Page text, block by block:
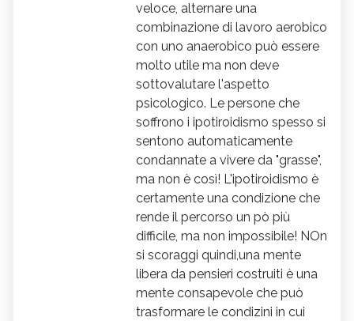
veloce, alternare una
combinazione di lavoro aerobico
con uno anaerobico può essere
molto utile ma non deve
sottovalutare l'aspetto
psicologico. Le persone che
soffrono i ipotiroidismo spesso si
sentono automaticamente
condannate a vivere da "grasse",
ma non è così! L'ipotiroidismo è
certamente una condizione che
rende il percorso un pò più
difficile, ma non impossibile! NOn
si scoraggi quindi,una mente
libera da pensieri costruiti è una
mente consapevole che può
trasformare le condizini in cui